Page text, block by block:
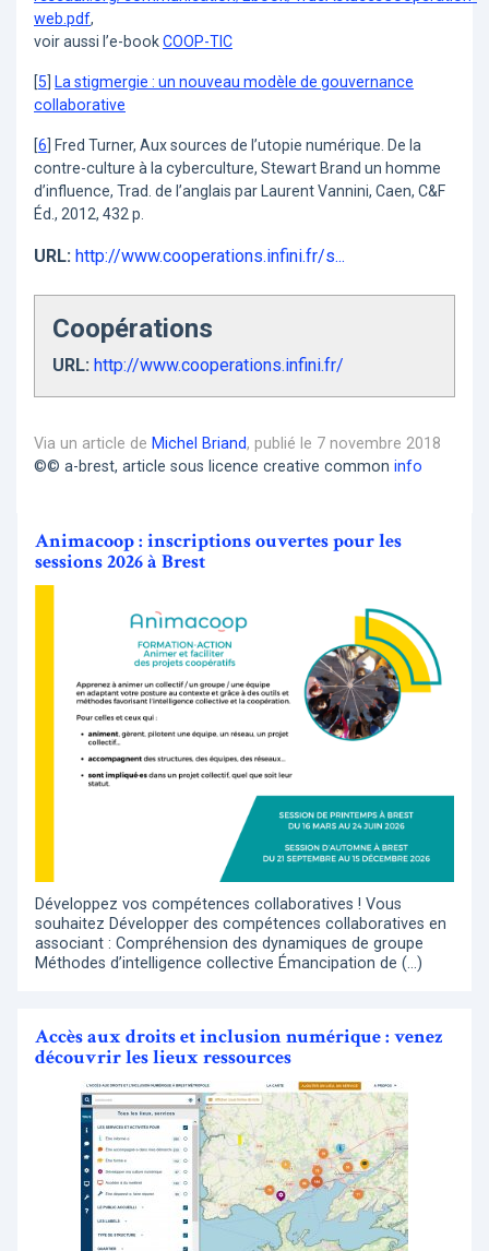
web.pdf,
voir aussi l’e-bookCOOP-TIC
[5
La stigmergie : un nouveau modèle de gouvernance
collaborative
[6
Fred Turner, Aux sources de l’utopie numérique. De la
contre-culture à la cyberculture, Stewart Brand un homme
d’influence, Trad. de l’anglais par Laurent Vannini, Caen, C&F
Éd., 2012, 432 p.
URL: http://www.cooperations.infini.fr/s...
Coopérations
URL: http://www.cooperations.infini.fr/
Via un article de Michel Briand, publié le 7 novembre 2018
©© a-brest, article sous licence creative common info
Animacoop : inscriptions ouvertes pour les
sessions 2026 à Brest
Développez vos compétences collaboratives ! Vous
souhaitez Développer des compétences collaboratives en
associant : Compréhension des dynamiques de groupe
Méthodes d’intelligence collective Émancipation de (…)
Accès aux droits et inclusion numérique : venez
découvrir les lieux ressources